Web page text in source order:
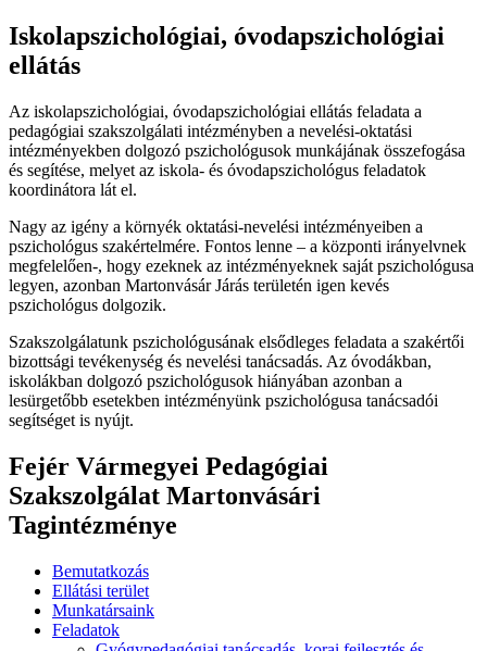
Iskolapszichológiai, óvodapszichológiai
ellátás
Az iskolapszichológiai, óvodapszichológiai ellátás feladata a
pedagógiai szakszolgálati intézményben a nevelési-oktatási
intézményekben dolgozó pszichológusok munkájának összefogása
és segítése, melyet az iskola- és óvodapszichológus feladatok
koordinátora lát el.
Nagy az igény a környék oktatási-nevelési intézményeiben a
pszichológus szakértelmére. Fontos lenne – a központi irányelvnek
megfelelően-, hogy ezeknek az intézményeknek saját pszichológusa
legyen, azonban Martonvásár Járás területén igen kevés
pszichológus dolgozik.
Szakszolgálatunk pszichológusának elsődleges feladata a szakértői
bizottsági tevékenység és nevelési tanácsadás. Az óvodákban,
iskolákban dolgozó pszichológusok hiányában azonban a
lesürgetőbb esetekben intézményünk pszichológusa tanácsadói
segítséget is nyújt.
Fejér Vármegyei Pedagógiai
Szakszolgálat Martonvásári
Tagintézménye
Bemutatkozás
Ellátási terület
Munkatársaink
Feladatok